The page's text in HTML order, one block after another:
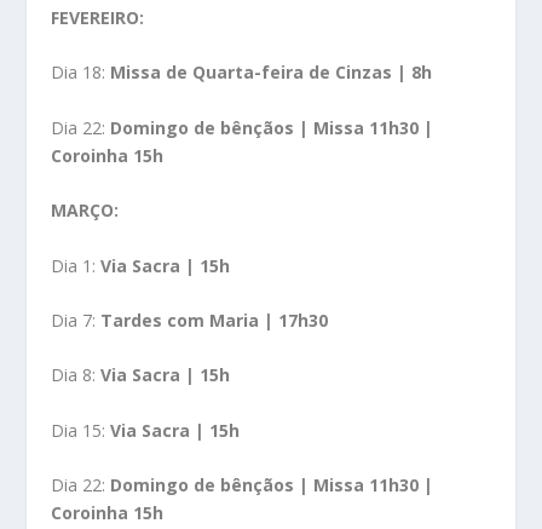
FEVEREIRO:
Dia 18: Missa de Quarta-feira de Cinzas | 8h
Dia 22: Domingo de bênçãos | Missa 11h30 |
Coroinha 15h
MARÇO:
Dia 1:Via Sacra | 15h
Dia 7: Tardes com Maria | 17h30
Dia 8:Via Sacra | 15h
Dia 15:Via Sacra | 15h
Dia 22: Domingo de bênçãos | Missa 11h30 |
Coroinha 15h